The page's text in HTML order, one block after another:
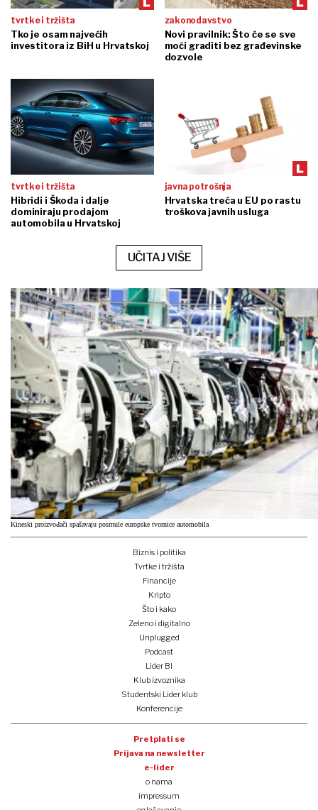
tvrtke i tržišta
Tko je osam najvećih
investitora iz BiH u Hrvatskoj
zakonodavstvo
Novi pravilnik: Što će se sve
moći graditi bez građevinske
dozvole
tvrtke i tržišta
Hibridi i Škoda i dalje
dominiraju prodajom
automobila u Hrvatskoj
javna potrošnja
Hrvatska treća u EU po rastu
troškova javnih usluga
UČITAJ VIŠE
Kineski proizvođači spašavaju posrnule europske tvornice automobila
Biznis i politika
Tvrtke i tržišta
Financije
Kripto
Što i kako
Zeleno i digitalno
Unplugged
Podcast
Lider BI
Klub izvoznika
Studentski Lider klub
Konferencije
Pretplati se
Prijava na newsletter
e-lider
o nama
impressum